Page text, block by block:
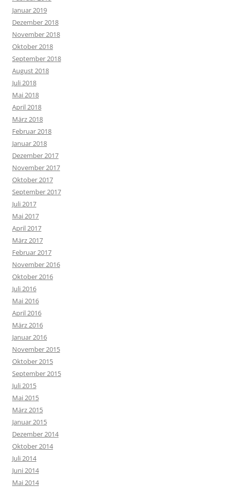
Januar 2019
Dezember 2018
November 2018
Oktober 2018
September 2018
August 2018
Juli 2018
Mai 2018
April 2018
März 2018
Februar 2018
Januar 2018
Dezember 2017
November 2017
Oktober 2017
September 2017
Juli 2017
Mai 2017
April 2017
März 2017
Februar 2017
November 2016
Oktober 2016
Juli 2016
Mai 2016
April 2016
März 2016
Januar 2016
November 2015
Oktober 2015
September 2015
Juli 2015
Mai 2015
März 2015
Januar 2015
Dezember 2014
Oktober 2014
Juli 2014
Juni 2014
Mai 2014